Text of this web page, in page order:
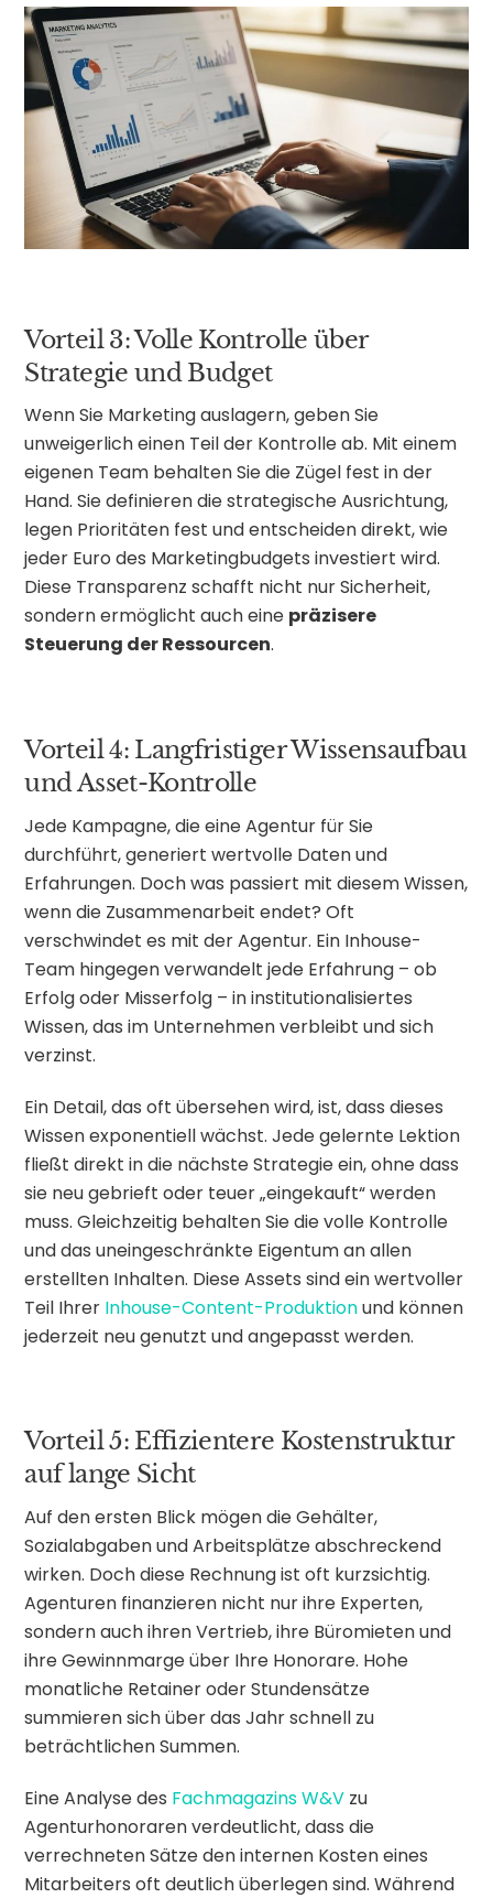
Vorteil 3: Volle Kontrolle über
Strategie und Budget
Wenn Sie Marketing auslagern, geben Sie
unweigerlich einen Teil der Kontrolle ab. Mit einem
eigenen Team behalten Sie die Zügel fest in der
Hand. Sie definieren die strategische Ausrichtung,
legen Prioritäten fest und entscheiden direkt, wie
jeder Euro des Marketingbudgets investiert wird.
Diese Transparenz schafft nicht nur Sicherheit,
sondern ermöglicht auch eine präzisere
Steuerung der Ressourcen.
Vorteil 4: Langfristiger Wissensaufbau
und Asset-Kontrolle
Jede Kampagne, die eine Agentur für Sie
durchführt, generiert wertvolle Daten und
Erfahrungen. Doch was passiert mit diesem Wissen,
wenn die Zusammenarbeit endet? Oft
verschwindet es mit der Agentur. Ein Inhouse-
Team hingegen verwandelt jede Erfahrung – ob
Erfolg oder Misserfolg – in institutionalisiertes
Wissen, das im Unternehmen verbleibt und sich
verzinst.
Ein Detail, das oft übersehen wird, ist, dass dieses
Wissen exponentiell wächst. Jede gelernte Lektion
fließt direkt in die nächste Strategie ein, ohne dass
sie neu gebrieft oder teuer „eingekauft“ werden
muss. Gleichzeitig behalten Sie die volle Kontrolle
und das uneingeschränkte Eigentum an allen
erstellten Inhalten. Diese Assets sind ein wertvoller
Teil Ihrer Inhouse-Content-Produktionund können
jederzeit neu genutzt und angepasst werden.
Vorteil 5: Effizientere Kostenstruktur
auf lange Sicht
Auf den ersten Blick mögen die Gehälter,
Sozialabgaben und Arbeitsplätze abschreckend
wirken. Doch diese Rechnung ist oft kurzsichtig.
Agenturen finanzieren nicht nur ihre Experten,
sondern auch ihren Vertrieb, ihre Büromieten und
ihre Gewinnmarge über Ihre Honorare. Hohe
monatliche Retainer oder Stundensätze
summieren sich über das Jahr schnell zu
beträchtlichen Summen.
Eine Analyse des Fachmagazins W&V zu
Agenturhonoraren verdeutlicht, dass die
verrechneten Sätze den internen Kosten eines
Mitarbeiters oft deutlich überlegen sind. Während